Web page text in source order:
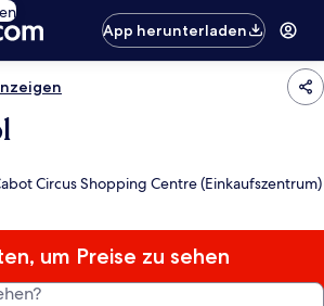
App herunterladen
Circus Shopping Centre (Einkaufszentrum)
um Preise zu sehen